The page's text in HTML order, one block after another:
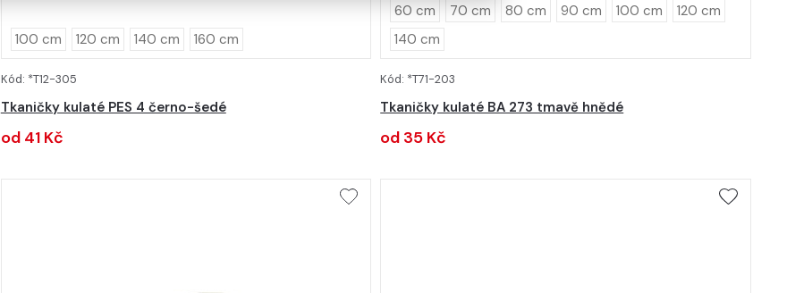
100 cm 120 cm 140 cm 160 cm
Kód: *T12-305
Tkaničky kulaté PES 4 černo-šedé
od 41 Kč
60 cm 70 cm 80 cm 90 cm 100 cm
120 cm
140 cm
Kód: *T71-203
Tkaničky kulaté BA 273 tmavě hnědé
od 35 Kč